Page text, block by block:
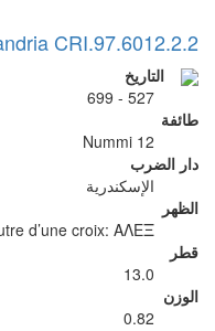
CRI.97.6012.2.2
التاريخ
527 - 699
طائفة
12 Nummi
دار الضرب
الإسكندرية
الظهر
d’une croix: ΑΛΕΞ
قطر
13.0
الوزن
0.82